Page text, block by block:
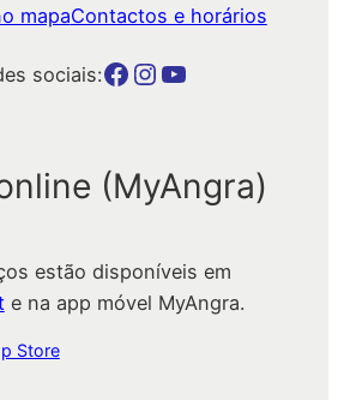
mapaContactos e horários
sociais:Botão para a página da autarquia no Facebook Botão para a página da autarquia no Instagram Botão para a página da autarquia no Youtube
(MyAngra)
estão disponíveis em
e na app móvel MyAngra.
Store